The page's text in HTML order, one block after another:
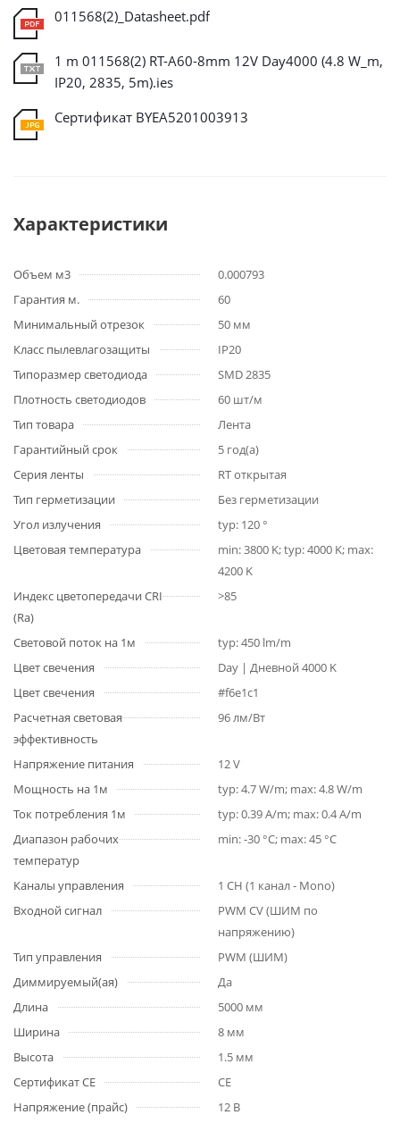
011568(2)_Datasheet.pdf
1 m 011568(2) RT-A60-8mm 12V Day4000 (4.8 W_m,
IP20, 2835, 5m).ies
Сертификат BYEA5201003913
Характеристики
Объем м3
0.000793
Гарантия м.
60
Минимальный отрезок
50 мм
Класс пылевлагозащиты
IP20
Типоразмер светодиода
SMD 2835
Плотность светодиодов
60 шт/м
Тип товара
Лента
Гарантийный срок
5 год(а)
Серия ленты
RT открытая
Тип герметизации
Без герметизации
Угол излучения
typ: 120 °
Цветовая температура
min: 3800 K; typ: 4000 K; max:
4200 K
Индекс цветопередачи CRI
(Ra)
>85
Световой поток на 1м
typ: 450 lm/m
Цвет свечения
Day | Дневной 4000 K
Цвет свечения
#f6e1c1
Расчетная световая
эффективность
96 лм/Вт
Напряжение питания
12 V
Мощность на 1м
typ: 4.7 W/m; max: 4.8 W/m
Ток потребления 1м
typ: 0.39 A/m; max: 0.4 A/m
Диапазон рабочих
температур
min: -30 °C; max: 45 °C
Каналы управления
1 CH (1 канал - Mono)
Входной сигнал
PWM СV (ШИМ по
напряжению)
Тип управления
PWM (ШИМ)
Диммируемый(ая)
Да
Длина
5000 мм
Ширина
8 мм
Высота
1.5 мм
Сертификат CE
CE
Напряжение (прайс)
12 В